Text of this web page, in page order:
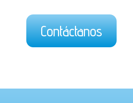
Contáctanos